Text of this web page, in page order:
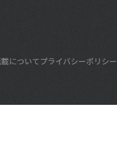
についてプライバシーポリシー